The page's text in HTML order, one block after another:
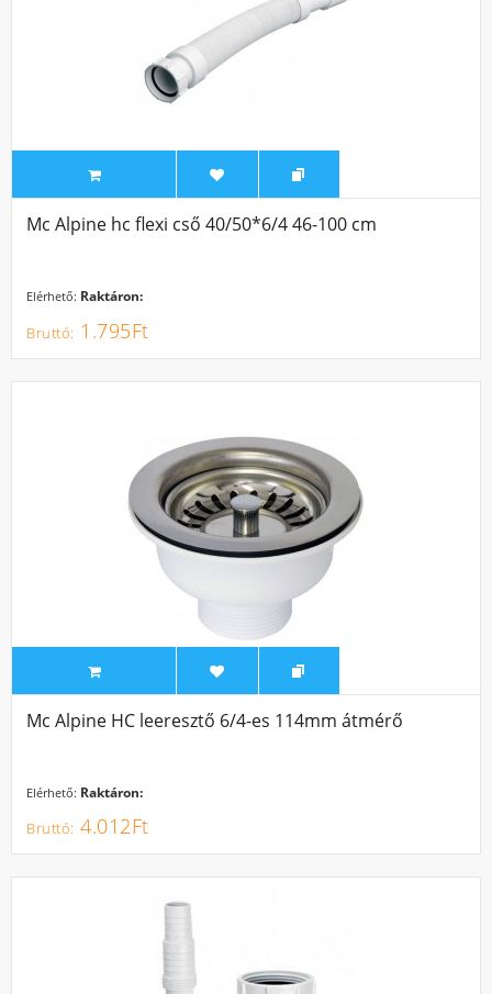
Mc Alpine hc flexi cső 40/50*6/4 46-100 cm
Elérhető: Raktáron:
1.795Ft
Mc Alpine HC leeresztő 6/4-es 114mm átmérő
Elérhető: Raktáron:
4.012Ft